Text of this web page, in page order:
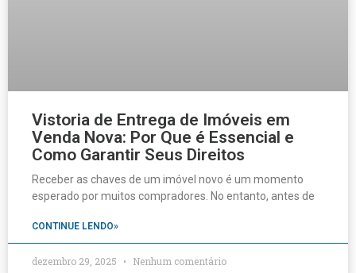
Vistoria de Entrega de Imóveis em
Venda Nova: Por Que é Essencial e
Como Garantir Seus Direitos
Receber as chaves de um imóvel novo é um momento
esperado por muitos compradores. No entanto, antes de
CONTINUE LENDO»
dezembro 29, 2025 Nenhum comentário